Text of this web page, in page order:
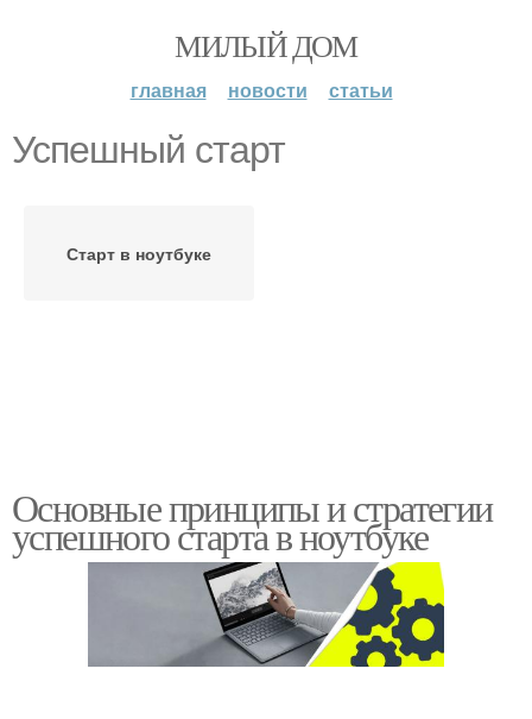
МИЛЫЙ ДОМ
главная новости статьи
Успешный старт
Старт в ноутбуке
Основные принципы и стратегии
успешного старта в ноутбуке